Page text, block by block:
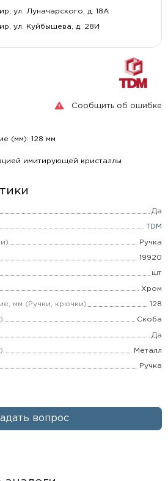
ул. Луначарского, д. 18А
ул. Куйбышева, д. 28И
Сообщить об ошибке
(мм): 128 мм
имитирующей кристаллы
Да
TDM
Ручка
19920
шт
Хром
мм (Ручки, крючки) 128
Скоба
Да
Металл
Ручка
вопрос